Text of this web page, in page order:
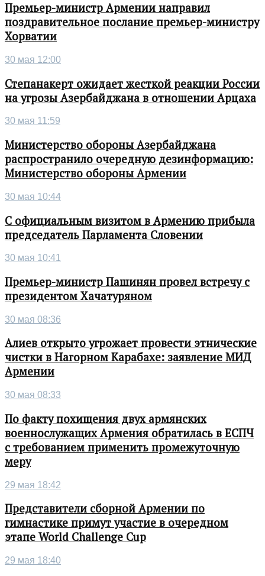
Премьер-министр Армении направил
поздравительное послание премьер-министру
Хорватии
30 мая 12:00
Степанакерт ожидает жесткой реакции России
на угрозы Азербайджана в отношении Арцаха
30 мая 11:59
Министерство обороны Азербайджана
распространило очередную дезинформацию:
Министерство обороны Армении
30 мая 10:44
С официальным визитом в Армению прибыла
председатель Парламента Словении
30 мая 10:41
Премьер-министр Пашинян провел встречу с
президентом Хачатуряном
30 мая 08:36
Алиев открыто угрожает провести этнические
чистки в Нагорном Карабахе: заявление МИД
Армении
30 мая 08:33
По факту похищения двух армянских
военнослужащих Армения обратилась в ЕСПЧ
с требованием применить промежуточную
меру
29 мая 18:42
Представители сборной Армении по
гимнастике примут участие в очередном
этапе World Challenge Cup
29 мая 18:40